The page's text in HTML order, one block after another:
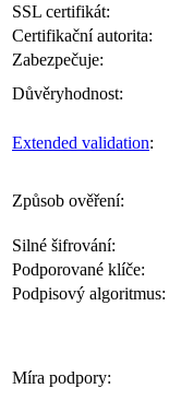
SSL certifikát:
Certifikační autorita:
Zabezpečuje:
Důvěryhodnost:
Extended validation:
Způsob ověření:
Silné šifrování:
Podporované klíče:
Podpisový algoritmus:
Míra podpory: